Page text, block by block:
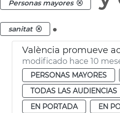
Personas mayores
sanitat .
modificado hace 10
PERSONAS MAYORES
TODAS LAS AUDIENCIAS
EN PORTADA
EN